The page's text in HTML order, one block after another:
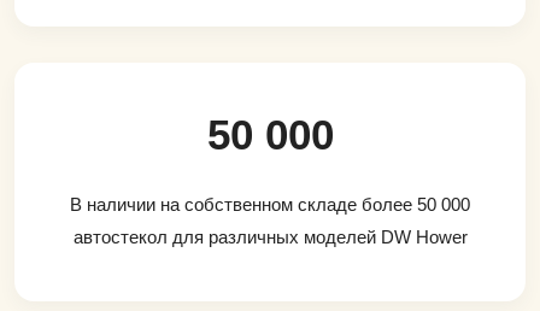
50 000
В наличии на собственном складе более 50 000
автостекол для различных моделей DW Hower